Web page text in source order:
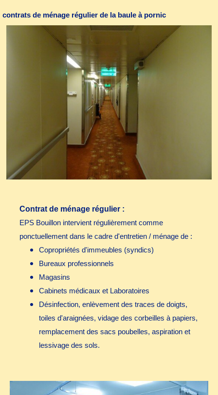
bénéficier d’un service Premium 7 j / 7 j
contrats de ménage régulier de la baule à pornic
Contrat de ménage régulier :
EPS Bouillon intervient régulièrement comme
ponctuellement dans le cadre d'entretien / ménage de :
Copropriétés d'immeubles (syndics)
Bureaux professionnels
Magasins
Cabinets médicaux et Laboratoires
Désinfection, enlèvement des traces de doigts,
toiles d'araignées, vidage des corbeilles à papiers,
remplacement des sacs poubelles, aspiration et
lessivage des sols.